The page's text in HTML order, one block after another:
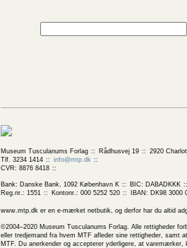
Museum Tusculanums Forlag Rådhusvej 19
2920
Tlf. 3234 1414
info@mtp.dk
CVR: 8876 8418
Bank: Danske Bank, 1092 København K
BIC: DABADKKK
Reg.nr.: 1551
Kontonr.: 000 5252 520 IBAN: DK98 3000
www.mtp.dk er en e-mærket netbutik, og derfor har du altid
©2004–2020 Museum Tusculanums Forlag. Alle rettigheder
eller tredjemand fra hvem MTF afleder sine rettigheder, samt
MTF. Du anerkender og accepterer yderligere, at